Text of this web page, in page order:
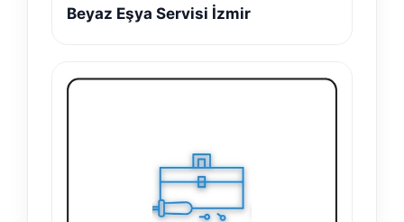
Beyaz Eşya Servisi İzmir